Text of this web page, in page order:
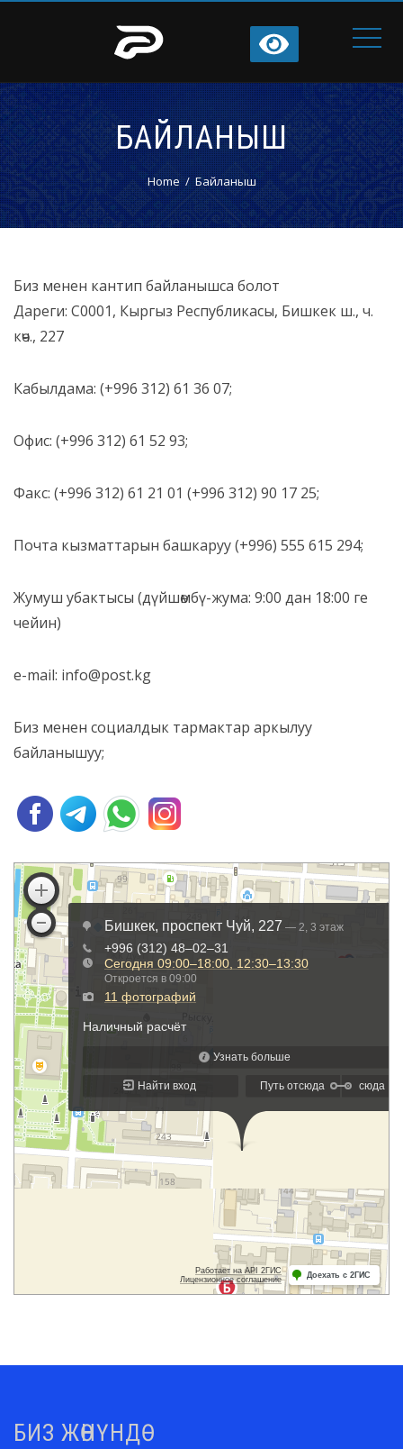
БАЙЛАНЫШ
Home Байланыш
Биз менен кантип байланышса болот
Дареги: С0001, Кыргыз Республикасы, Бишкек ш., ч.
көч., 227
Кабылдама: (+996 312) 61 36 07;
Офис: (+996 312) 61 52 93;
Факс: (+996 312) 61 21 01 (+996 312) 90 17 25;
Почта кызматтарын башкаруу (+996) 555 615 294;
Жумуш убактысы (дүйшөмбү-жума: 9:00 дан 18:00 ге
чейин)
e-mail: info@post.kg
Биз менен социалдык тармактар аркылуу
байланышуу;
БИЗ ЖӨНҮНДӨ